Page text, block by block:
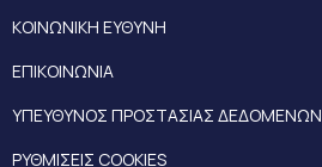
ΚΟΙΝΩΝΙΚΗ ΕΥΘΥΝΗ
ΕΠΙΚΟΙΝΩΝΙΑ
ΥΠΕΥΘΥΝΟΣ ΠΡΟΣΤΑΣΙΑΣ ΔΕΔΟΜΕΝΩΝ
ΡΥΘΜΙΣΕΙΣ COOKIES